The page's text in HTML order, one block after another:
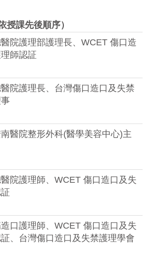
授課先後順序）
院護理部護理長、WCET 傷口造
師認証
院護理長、台灣傷口造口及失禁
醫院整形外科(醫學美容中心)主
院護理師、WCET 傷口造口及失
口護理師、WCET 傷口造口及失
、台灣傷口造口及失禁護理學會